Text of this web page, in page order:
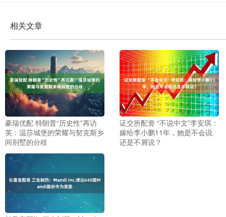
相关文章
豪瑞优配 特朗普“历史性”再访
英：温莎城堡的荣耀与契克斯乡
间别墅的分歧
证交所配资 “不说中文”李安琪：
嫁给李小鹏11年，她是不会说
还是不屑说？